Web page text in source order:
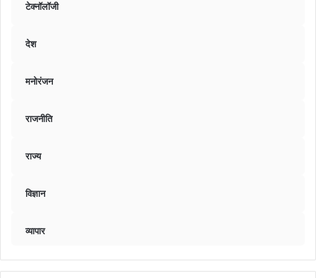
टेक्नॉलॉजी
देश
मनोरंजन
राजनीति
राज्य
विज्ञान
व्यापार